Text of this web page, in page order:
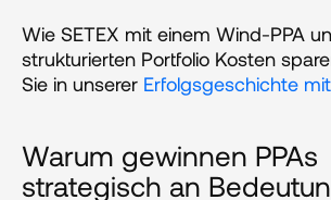
Wie SETEX mit einem Wind-PPA
strukturierten Portfolio Kosten
Sie in unserer Erfolgsgeschichte
Warum gewinnen PPAs
strategisch an